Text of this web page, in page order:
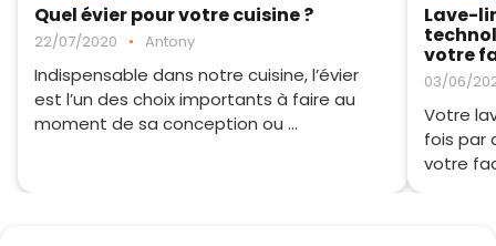
Quel évier pour votre cuisine ?
22/07/2020 • Antony
Indispensable dans notre cuisine, l’évier
est l’un des choix importants à faire au
moment de sa conception ou ...
Lave-
votre
03/06/
Votre
fois par
votre